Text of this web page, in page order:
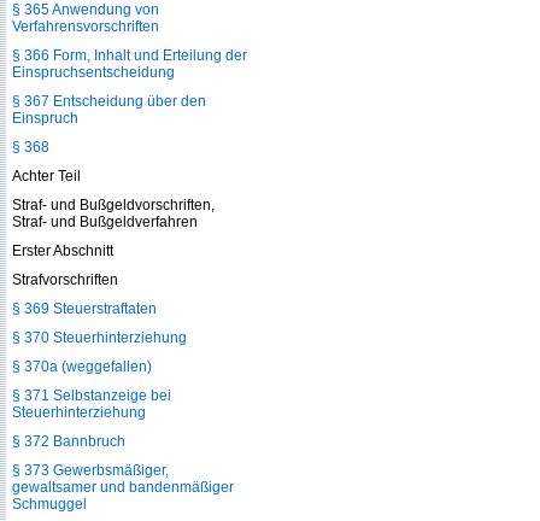
§ 365 Anwendung von
Verfahrensvorschriften
§ 366 Form, Inhalt und Erteilung der
Einspruchsentscheidung
§ 367 Entscheidung über den
Einspruch
§ 368
Achter Teil
Straf- und Bußgeldvorschriften,
Straf- und Bußgeldverfahren
Erster Abschnitt
Strafvorschriften
§ 369 Steuerstraftaten
§ 370 Steuerhinterziehung
§ 370a (weggefallen)
§ 371 Selbstanzeige bei
Steuerhinterziehung
§ 372 Bannbruch
§ 373 Gewerbsmäßiger,
gewaltsamer und bandenmäßiger
Schmuggel